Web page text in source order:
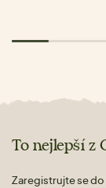
To nejlepší z
Zaregistrujte se do